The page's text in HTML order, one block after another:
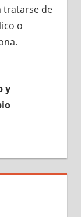
tratarse dе
ο
у